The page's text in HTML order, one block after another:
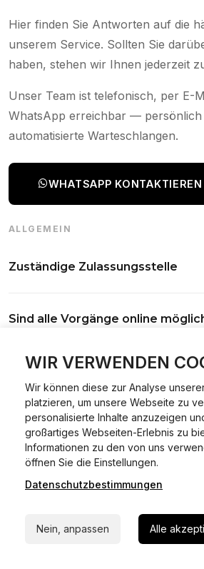
WIR VERWENDEN
Wir können diese zur Analyse
platzieren, um unsere Webseite zu
personalisierte Inhalte anzuzeigen
großartiges Webseiten-Erlebnis zu
Informationen zu den von uns
öffnen Sie die Einstellungen.
Datenschutzbestimmungen
Nein, anpassen Alle
Hier finden Sie Antworten auf die
unserem Service. Sollten Sie
haben, stehen wir Ihnen jederzeit
Unser Team ist telefonisch, per E-
WhatsApp erreichbar — persönlich
automatisierte Warteschlangen.
WHATSAPP KONTAKTIEREN
ALLGEMEIN
Zuständige Zulassungsstelle
Antrag wird automatisch an die
Sind alle Vorgänge online
Fast alle Vorgänge sind online machbar.
01.01.2015.
Was ist Online Kfz-Zulassung?
Ein Internetverfahren, mit dem du
ummelden oder abmelden kannst –
Dokumentprüfung und Bezahlung.
Welche Vorteile gibt es?
Zeitersparnis, flexible Durchführung,
Behörde notwendig.
Fahrzeugbrief, Fahrzeugschein,
Versicherungsnachweis, falls
Wie sicher ist das Verfahren?